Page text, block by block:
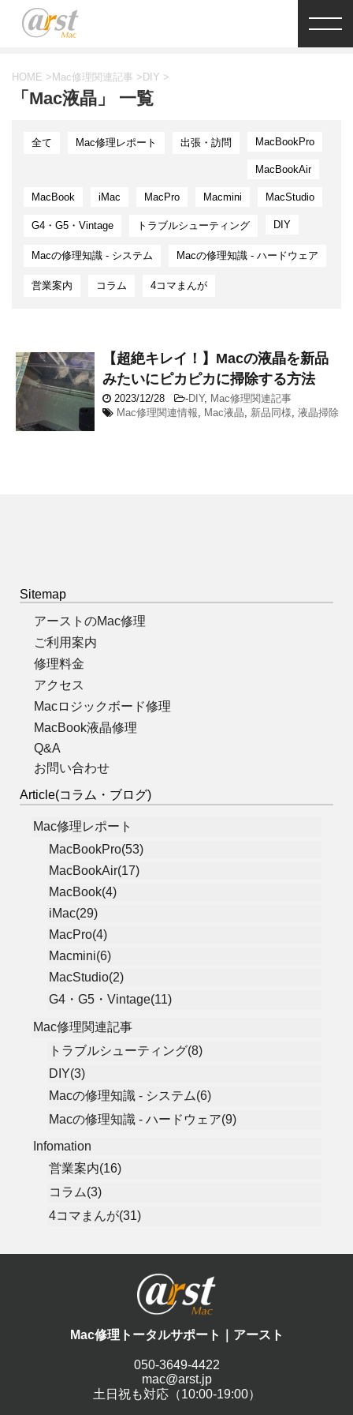
HOME > Mac修理関連記事 > DIY >
「Mac液晶」 一覧
全て Mac修理レポート 出張・訪問 MacBookPro
MacBookAir
MacBook iMac MacPro Macmini MacStudio
G4・G5・Vintage トラブルシューティング DIY
Macの修理知識 - システム Macの修理知識 - ハードウェア
営業案内 コラム 4コマまんが
【超絶キレイ！】Macの液晶を新品
みたいにピカピカに掃除する方法
2023/12/28 -DIY, Mac修理関連記事
Mac修理関連情報, Mac液晶, 新品同様, 液晶掃除
Sitemap
アーストのMac修理
ご利用案内
修理料金
アクセス
Macロジックボード修理
MacBook液晶修理
Q&A
お問い合わせ
Article(コラム・ブログ)
Mac修理レポート
MacBookPro(53)
MacBookAir(17)
MacBook(4)
iMac(29)
MacPro(4)
Macmini(6)
MacStudio(2)
G4・G5・Vintage(11)
Mac修理関連記事
トラブルシューティング(8)
DIY(3)
Macの修理知識 - システム(6)
Macの修理知識 - ハードウェア(9)
Infomation
営業案内(16)
コラム(3)
4コマまんが(31)
Mac修理トータルサポート｜アースト
050-3649-4422
mac@arst.jp
土日祝も対応（10:00-19:00）